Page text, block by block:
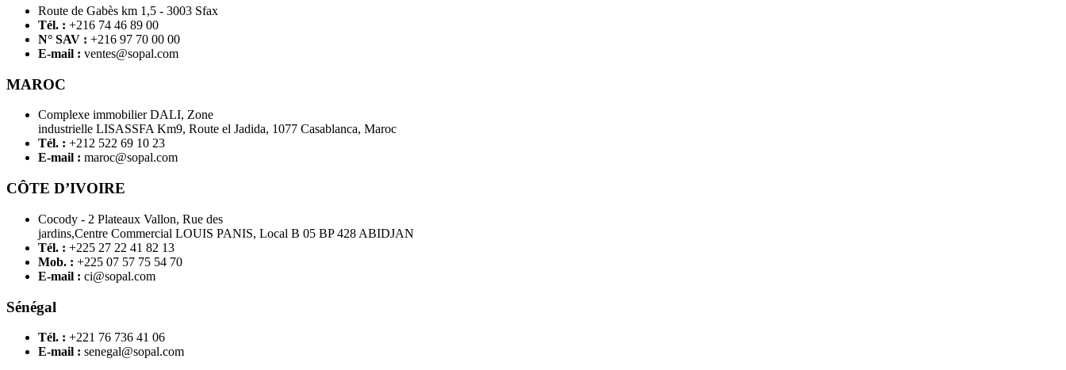
Route de Gabès km 1,5 - 3003 Sfax
Tél. : +216 74 46 89 00
N° SAV : +216 97 70 00 00
E-mail : ventes@sopal.com
MAROC
Complexe immobilier DALI, Zone
industrielle LISASSFA Km9, Route el Jadida, 1077 Casablanca, Maroc
Tél. : +212 522 69 10 23
E-mail : maroc@sopal.com
CÔTE D’IVOIRE
Cocody - 2 Plateaux Vallon, Rue des
jardins,Centre Commercial LOUIS PANIS, Local B 05 BP 428 ABIDJAN
Tél. : +225 27 22 41 82 13
Mob. : +225 07 57 75 54 70
E-mail : ci@sopal.com
Sénégal
Tél. : +221 76 736 41 06
E-mail : senegal@sopal.com